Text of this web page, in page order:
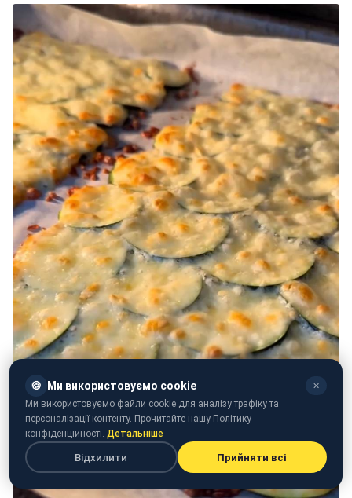
🍪 Ми використовуємо cookie ✕
Ми використовуємо файли cookie для аналізу трафіку та
персоналізації контенту. Прочитайте нашу Політику
конфіденційності. Детальніше
Відхилити Прийняти всі